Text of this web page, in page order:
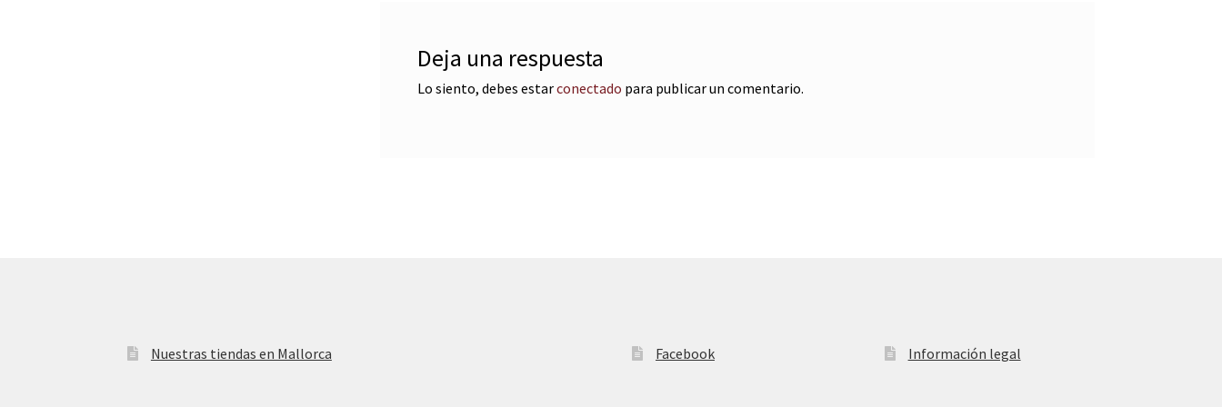
Deja una respuesta
Lo siento, debes estarconectado para publicar un comentario.
Nuestras tiendas en Mallorca Facebook Información legal